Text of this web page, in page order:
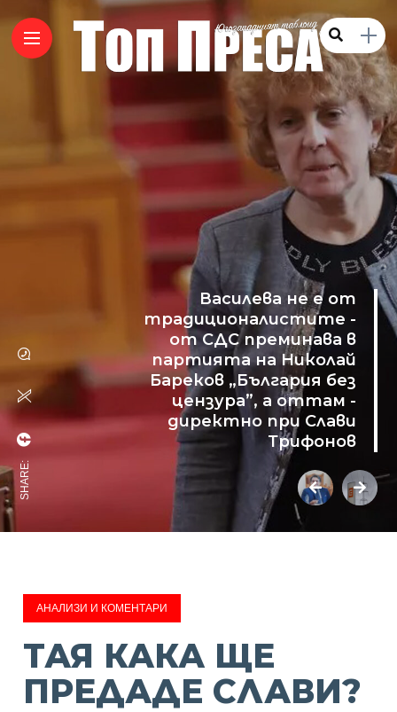
Василева не е от
традиционалистите -
от СДС преминава в
партията на Николай
Бареков „България без
цензура”, а оттам -
директно при Слави
Трифонов
SHARE:
АНАЛИЗИ И КОМЕНТАРИ
ТАЯ КАКА ЩЕ
ПРЕДАДЕ СЛАВИ?